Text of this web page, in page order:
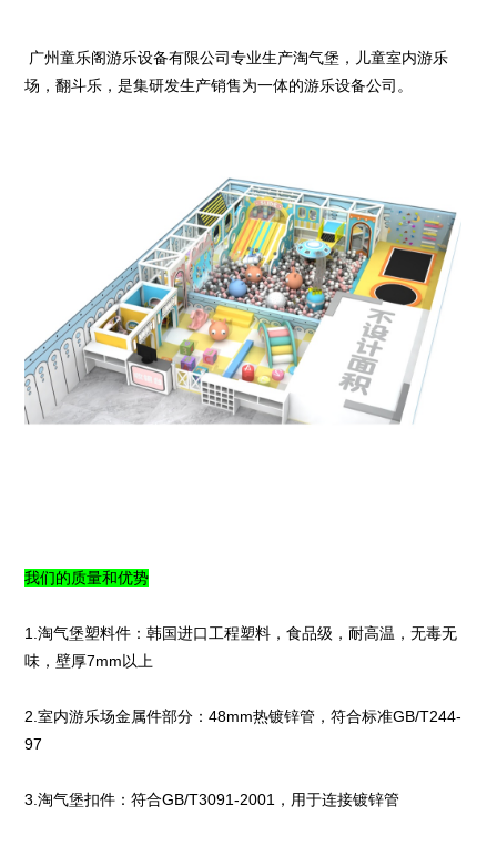
广州童乐阁游乐设备有限公司专业生产淘气堡，儿童室内游乐
场，翻斗乐，是集研发生产销售为一体的游乐设备公司。
我们的质量和优势
1.淘气堡塑料件：韩国进口工程塑料，食品级，耐高温，无毒无
味，壁厚7mm以上
2.室内游乐场金属件部分：48mm热镀锌管，符合标准GB/T244-
97
3.淘气堡扣件：符合GB/T3091-2001，用于连接镀锌管